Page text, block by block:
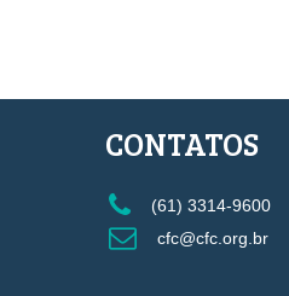
CONTATOS
(61) 3314-9600
cfc@cfc.org.br